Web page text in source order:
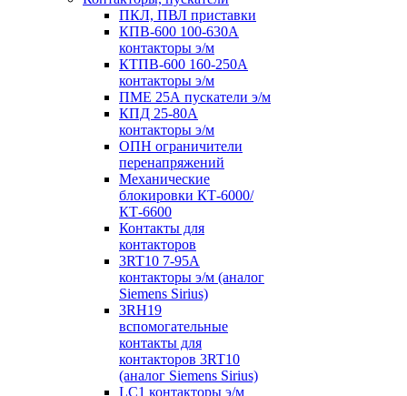
ПКЛ, ПВЛ приставки
КПВ-600 100-630А
контакторы э/м
КТПВ-600 160-250А
контакторы э/м
ПМЕ 25А пускатели э/м
КПД 25-80А
контакторы э/м
ОПН ограничители
перенапряжений
Механические
блокировки КТ-6000/
КТ-6600
Контакты для
контакторов
3RT10 7-95А
контакторы э/м (аналог
Siemens Sirius)
3RH19
вспомогательные
контакты для
контакторов 3RT10
(аналог Siemens Sirius)
LC1 контакторы э/м